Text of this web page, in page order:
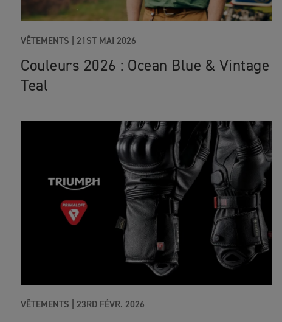
VÊTEMENTS | 21ST MAI 2026
Couleurs 2026 : Ocean Blue & Vintage
Teal
VÊTEMENTS 23RD FÉVR. 2026